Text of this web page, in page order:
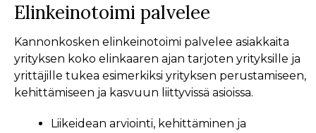
Elinkeinotoimi palvelee
Kannonkosken elinkeinotoimi palvelee asiakkaita
yrityksen koko elinkaaren ajan tarjoten yrityksille ja
yrittäjille tukea esimerkiksi yrityksen perustamiseen,
kehittämiseen ja kasvuun liittyvissä asioissa.
Liikeidean arviointi, kehittäminen ja